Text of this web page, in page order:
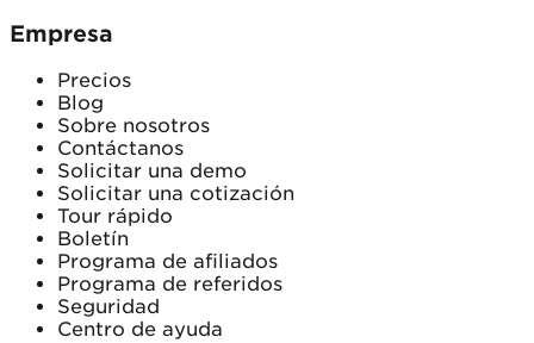
Empresa
Precios
Blog
Sobre nosotros
Contáctanos
Solicitar una demo
Solicitar una cotización
Tour rápido
Boletín
Programa de afiliados
Programa de referidos
Seguridad
Centro de ayuda